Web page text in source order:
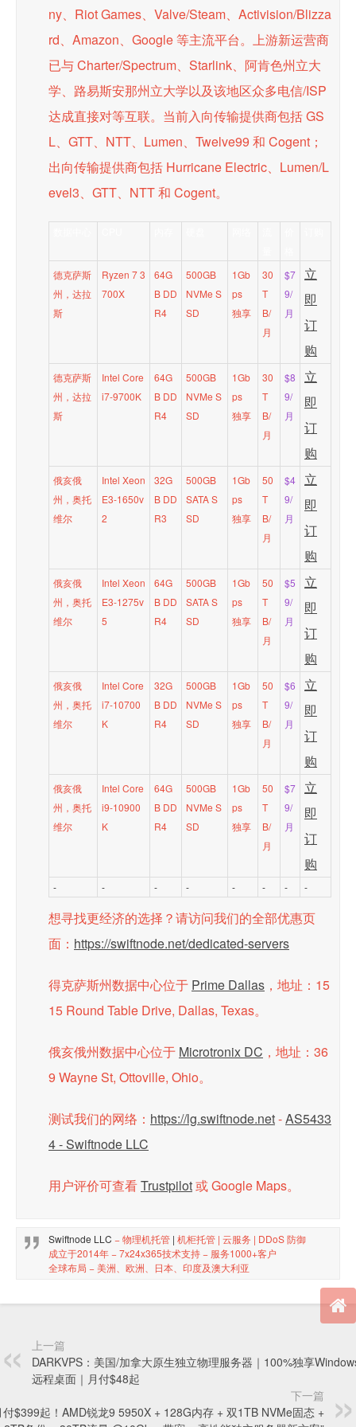
ny、Riot Games、Valve/Steam、Activision/Blizza
rd、Amazon、Google 等主流平台。上游新运营商
已与 Charter/Spectrum、Starlink、阿肯色州立大
学、路易斯安那州立大学以及该地区众多电信/ISP
达成直接对等互联。当前入向传输提供商包括 GS
L、GTT、NTT、Lumen、Twelve99 和 Cogent；
出向传输提供商包括 Hurricane Electric、Lumen/L
evel3、GTT、NTT 和 Cogent。
德克萨斯
州，达拉
斯
Ryzen 7 3
700X
64G
B DD
R4
500GB
NVMe S
SD
1Gb
ps
独享
30
T
B/
月
$7
9/
月
立
即
订
购
德克萨斯
州，达拉
斯
Intel Core
i7-9700K
64G
B DD
R4
500GB
NVMe S
SD
1Gb
ps
独享
30
T
B/
月
$8
9/
月
立
即
订
购
俄亥俄
州，奥托
维尔
Intel Xeon
E3-1650v
2
32G
B DD
R3
500GB
SATA S
SD
1Gb
ps
独享
50
T
B/
月
$4
9/
月
立
即
订
购
俄亥俄
州，奥托
维尔
Intel Xeon
E3-1275v
5
64G
B DD
R4
500GB
SATA S
SD
1Gb
ps
独享
50
T
B/
月
$5
9/
月
立
即
订
购
俄亥俄
州，奥托
维尔
Intel Core
i7-10700
K
32G
B DD
R4
500GB
NVMe S
SD
1Gb
ps
独享
50
T
B/
月
$6
9/
月
立
即
订
购
俄亥俄
州，奥托
维尔
Intel Core
i9-10900
K
64G
B DD
R4
500GB
NVMe S
SD
1Gb
ps
独享
50
T
B/
月
$7
9/
月
立
即
订
购
- - - - - - - -
想寻找更经济的选择？请访问我们的全部优惠页
面： https://swiftnode.net/dedicated-servers
得克萨斯州数据中心位于 Prime Dallas ，地址：15
15 Round Table Drive, Dallas, Texas。
俄亥俄州数据中心位于 Microtronix DC ，地址：36
9 Wayne St, Ottoville, Ohio。
测试我们的网络： https://lg.swiftnode.net-AS5433
4 - Swiftnode LLC
用户评价可查看Trustpilot或 Google Maps。
Swiftnode LLC − 物理机托管 | 机柜托管 | 云服务 | DDoS 防御
成立于2014年 − 7x24x365技术支持 − 服务1000+客户
全球布局 − 美洲、欧洲、日本、印度及澳大利亚
上一篇
DARKVPS：美国/加拿大原生独立物理服务器｜100%独享
远程桌面｜月付$48起
下一篇
付$399起！AMD锐龙9 5950X + 128G内存 + 双1TB NVMe固态 +